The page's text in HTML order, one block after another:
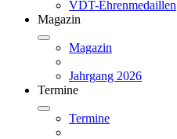
VDT-Ehrenmedaillen
Magazin
Magazin
Jahrgang 2026
Termine
Termine